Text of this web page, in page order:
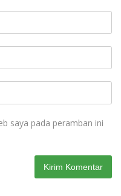
saya pada peramban ini